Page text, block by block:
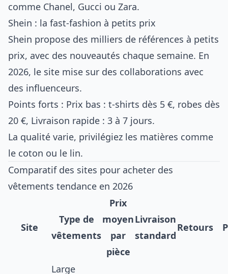
comme Chanel, Gucci ou Zara.
Shein : la fast-fashion à petits prix
Shein propose des milliers de références à petits
prix, avec des nouveautés chaque semaine. En
2026, le site mise sur des collaborations avec
des influenceurs.
Points forts : Prix bas : t-shirts dès 5 €, robes dès
20 €, Livraison rapide : 3 à 7 jours.
La qualité varie, privilégiez les matières comme
le coton ou le lin.
Comparatif des sites pour acheter des
vêtements tendance en 2026
Site
Type de
vêtements
Prix
moyen
par
pièce
Livraison
standard
Retours
Large